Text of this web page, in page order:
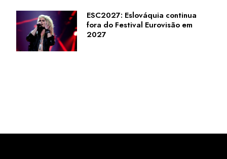
ESC2027: Eslováquia continua
fora do Festival Eurovisão em
2027